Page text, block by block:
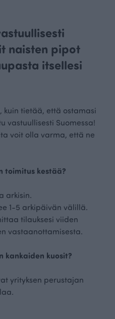
naisten pipot
itsellesi
tietää, että ostamasi
vastuullisesti Suomessa!
voit olla varma, että ne
toimitus kestää?
arkisin.
1-5 arkipäivän välillä.
tilauksesi viiden
vastaanottamisesta.
kankaiden kuosit?
yrityksen perustajan